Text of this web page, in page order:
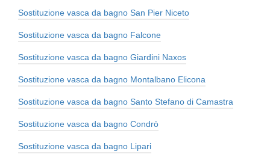
Sostituzione vasca da bagno San Pier Niceto
Sostituzione vasca da bagno Falcone
Sostituzione vasca da bagno Giardini Naxos
Sostituzione vasca da bagno Montalbano Elicona
Sostituzione vasca da bagno Santo Stefano di Camastra
Sostituzione vasca da bagno Condrò
Sostituzione vasca da bagno Lipari